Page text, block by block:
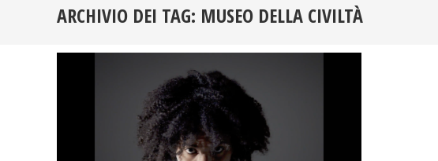
ARCHIVIO DEI TAG: MUSEO DELLA CIVILTÀ